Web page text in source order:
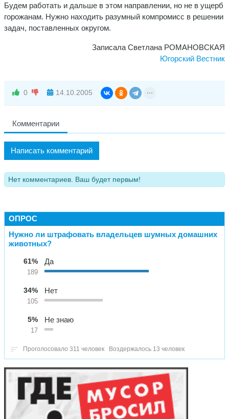
Будем рабо­тать и дальше в этом направле­нии, но не в ущерб
горожанам. Нужно находить разумный комп­ромисс в решении
задач, постав­ленных округом.
Записала Светлана РОМАНОВСКАЯ
Югорский Вестник
0 14.10.2005
Комментарии
Написать комментарий
Нет комментариев. Ваш будет первым!
ОПРОС
Нужно ли штрафовать владельцев шумных домашних
животных?
61%
189
Да
34%
105
Нет
5%
17
Не знаю
Проголосовало 311 человек Воздержалось 13 человек